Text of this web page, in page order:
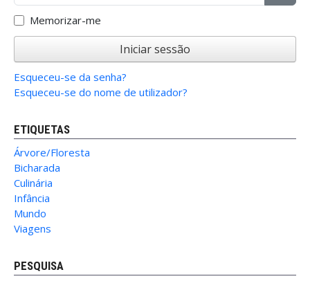
Memorizar-me
Iniciar sessão
Esqueceu-se da senha?
Esqueceu-se do nome de utilizador?
ETIQUETAS
Árvore/Floresta
Bicharada
Culinária
Infância
Mundo
Viagens
PESQUISA